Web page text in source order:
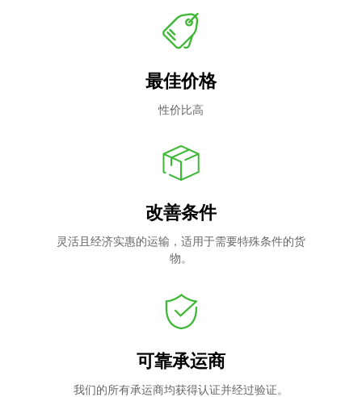
最佳价格
性价比高
改善条件
灵活且经济实惠的运输，适用于需要特殊条件的货
物。
可靠承运商
我们的所有承运商均获得认证并经过验证。